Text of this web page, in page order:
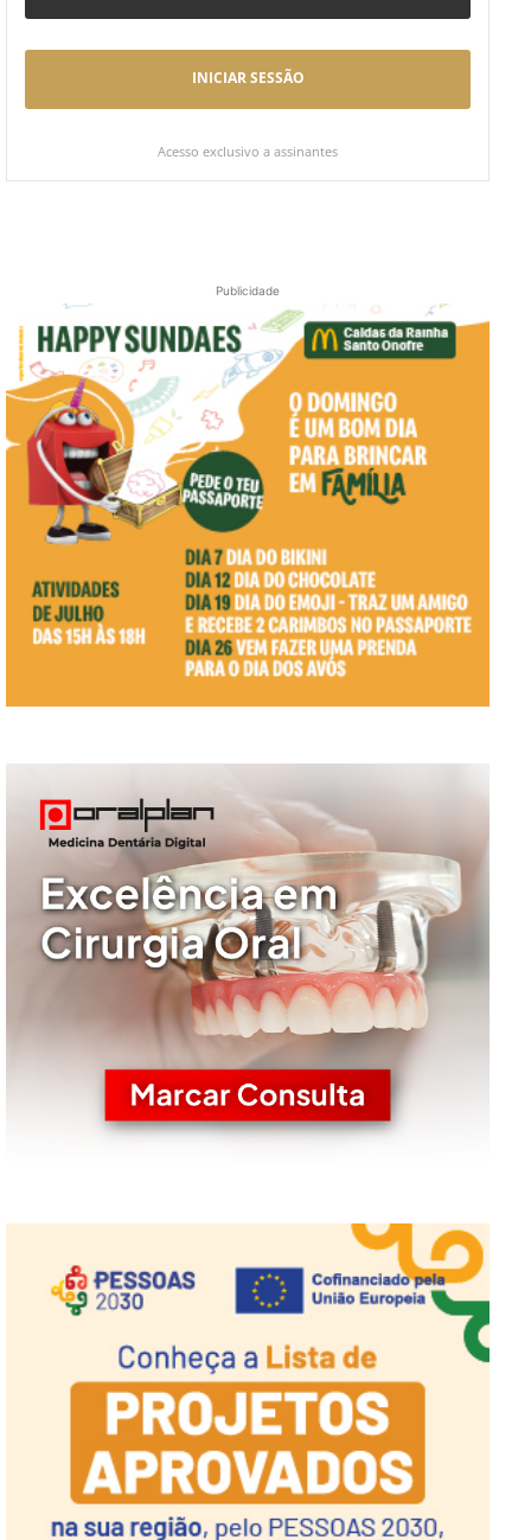
INICIAR SESSÃO
Acesso exclusivo a assinantes
Publicidade